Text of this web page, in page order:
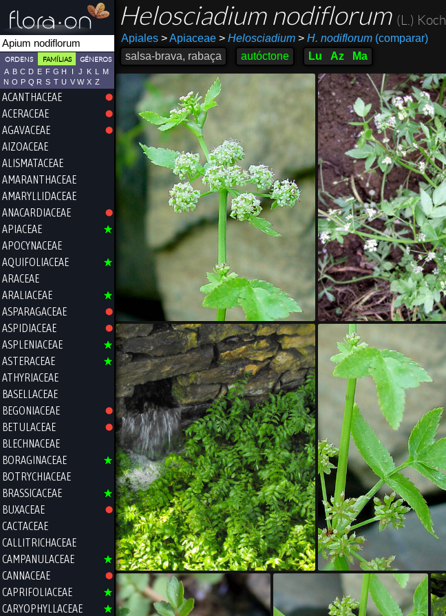
ORDENS FAMÍLIAS GÉNEROS
A B C D E F G H I J K L
M
N O P Q R S T U V W X Z
ACANTHACEAE
ACERACEAE
AGAVACEAE
AIZOACEAE
ALISMATACEAE
AMARANTHACEAE
AMARYLLIDACEAE
ANACARDIACEAE
APIACEAE
APOCYNACEAE
AQUIFOLIACEAE
ARACEAE
ARALIACEAE
ASPARAGACEAE
ASPIDIACEAE
ASPLENIACEAE
ASTERACEAE
ATHYRIACEAE
BASELLACEAE
BEGONIACEAE
BETULACEAE
BLECHNACEAE
BORAGINACEAE
BOTRYCHIACEAE
BRASSICACEAE
BUXACEAE
CACTACEAE
CALLITRICHACEAE
CAMPANULACEAE
CANNACEAE
CAPRIFOLIACEAE
CARYOPHYLLACEAE
Helosciadium nodiflorum (L.) Koch
Apiales >Apiaceae > Helosciadium > H. nodiflorum(comparar)
salsa-brava, rabaça
autóctone Lu Az Ma